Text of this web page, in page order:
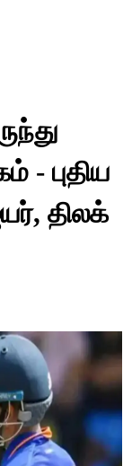
- புதிய
திலக்